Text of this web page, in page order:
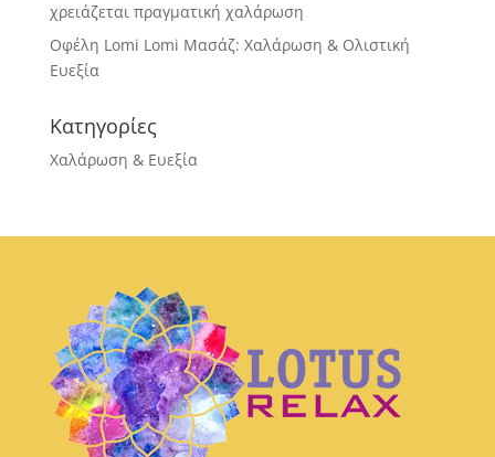
χρειάζεται πραγματική χαλάρωση
Οφέλη Lomi Lomi Μασάζ: Χαλάρωση & Ολιστική
Ευεξία
Κατηγορίες
Χαλάρωση & Ευεξία